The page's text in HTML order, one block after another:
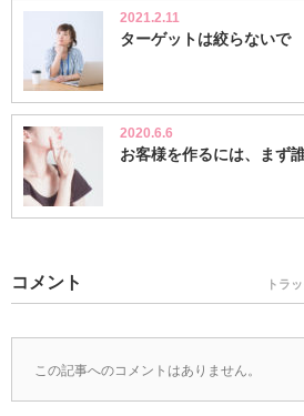
2021.2.11
ターゲットは絞らないで
2020.6.6
お客様を作るには、まず
コメント トラ
この記事へのコメントはありません。